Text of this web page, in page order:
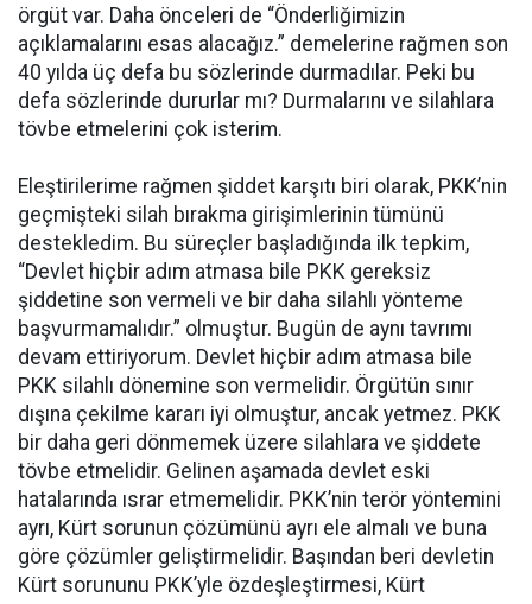
örgüt var. Daha önceleri de “Önderliğimizin
açıklamalarını esas alacağız.” demelerine rağmen son
40 yılda üç defa bu sözlerinde durmadılar. Peki bu
defa sözlerinde dururlar mı? Durmalarını ve silahlara
tövbe etmelerini çok isterim.
Eleştirilerime rağmen şiddet karşıtı biri olarak, PKK’nin
geçmişteki silah bırakma girişimlerinin tümünü
destekledim. Bu süreçler başladığında ilk tepkim,
“Devlet hiçbir adım atmasa bile PKK gereksiz
şiddetine son vermeli ve bir daha silahlı yönteme
başvurmamalıdır.” olmuştur. Bugün de aynı tavrımı
devam ettiriyorum. Devlet hiçbir adım atmasa bile
PKK silahlı dönemine son vermelidir. Örgütün sınır
dışına çekilme kararı iyi olmuştur, ancak yetmez. PKK
bir daha geri dönmemek üzere silahlara ve şiddete
tövbe etmelidir. Gelinen aşamada devlet eski
hatalarında ısrar etmemelidir. PKK’nin terör yöntemini
ayrı, Kürt sorunun çözümünü ayrı ele almalı ve buna
göre çözümler geliştirmelidir. Başından beri devletin
Kürt sorununu PKK’yle özdeşleştirmesi, Kürt